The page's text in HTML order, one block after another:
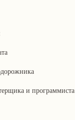
и программиста